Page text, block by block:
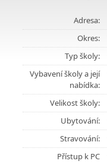
Adresa:
Okres:
Typ školy:
Vybavení školy a její
nabídka:
Velikost školy:
Ubytování:
Stravování:
Přístup k PC